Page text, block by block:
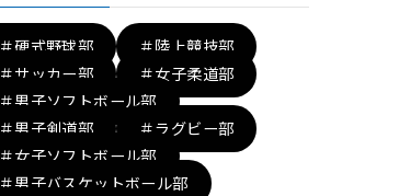
＃硬式野球部
＃陸上競技部
＃サッカー部
＃女子柔道部
＃男子ソフトボール部
＃男子剣道部
＃ラグビー部
＃女子ソフトボール部
＃男子バスケットボール部